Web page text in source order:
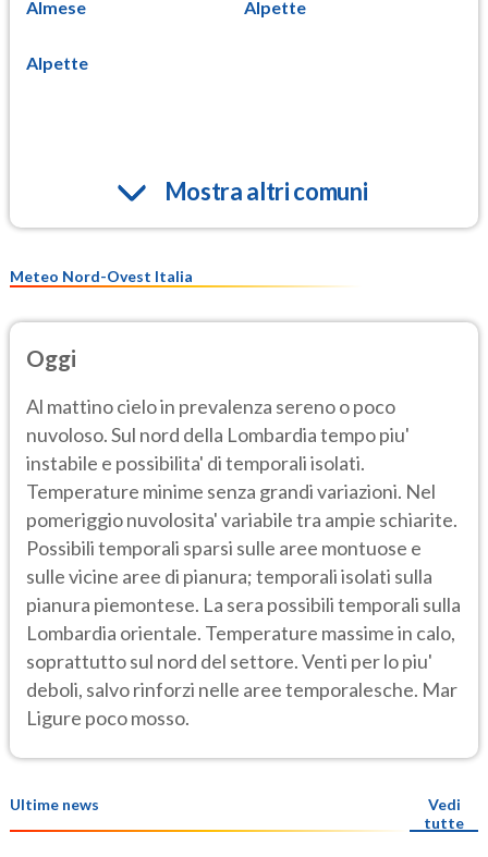
Almese Alpette
Alpette
Mostra altri comuni
Meteo Nord-Ovest Italia
Oggi
Al mattino cielo in prevalenza sereno o poco
nuvoloso. Sul nord della Lombardia tempo piu'
instabile e possibilita' di temporali isolati.
Temperature minime senza grandi variazioni. Nel
pomeriggio nuvolosita' variabile tra ampie schiarite.
Possibili temporali sparsi sulle aree montuose e
sulle vicine aree di pianura; temporali isolati sulla
pianura piemontese. La sera possibili temporali sulla
Lombardia orientale. Temperature massime in calo,
soprattutto sul nord del settore. Venti per lo piu'
deboli, salvo rinforzi nelle aree temporalesche. Mar
Ligure poco mosso.
Ultime news
Vedi
tutte